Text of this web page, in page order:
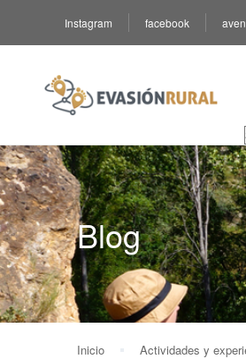
Instagram facebook
Blog
Inicio Actividades y